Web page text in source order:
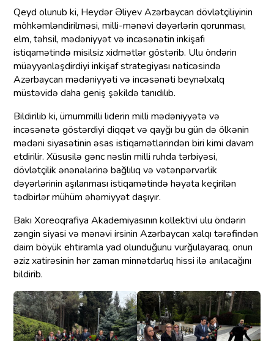
Qeyd olunub ki, Heydər Əliyev Azərbaycan dövlətçiliyinin
möhkəmləndirilməsi, milli-mənəvi dəyərlərin qorunması,
elm, təhsil, mədəniyyət və incəsənətin inkişafı
istiqamətində misilsiz xidmətlər göstərib. Ulu öndərin
müəyyənləşdirdiyi inkişaf strategiyası nəticəsində
Azərbaycan mədəniyyəti və incəsənəti beynəlxalq
müstəvidə daha geniş şəkildə tanıdılıb.
Bildirilib ki, ümummilli liderin milli mədəniyyətə və
incəsənətə göstərdiyi diqqət və qayğı bu gün də ölkənin
mədəni siyasətinin əsas istiqamətlərindən biri kimi davam
etdirilir. Xüsusilə gənc nəslin milli ruhda tərbiyəsi,
dövlətçilik ənənələrinə bağlılıq və vətənpərvərlik
dəyərlərinin aşılanması istiqamətində həyata keçirilən
tədbirlər mühüm əhəmiyyət daşıyır.
Bakı Xoreoqrafiya Akademiyasının kollektivi ulu öndərin
zəngin siyasi və mənəvi irsinin Azərbaycan xalqı tərəfindən
daim böyük ehtiramla yad olunduğunu vurğulayaraq, onun
əziz xatirəsinin hər zaman minnətdarlıq hissi ilə anılacağını
bildirib.